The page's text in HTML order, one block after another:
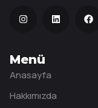
Menü
Anasayfa
Hakkımızda